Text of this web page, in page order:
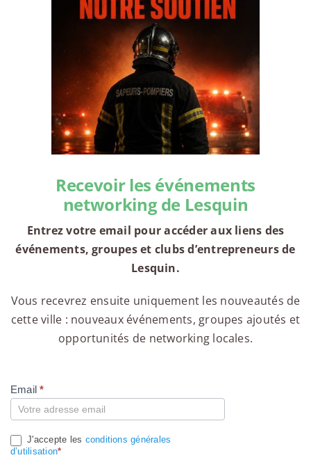
Recevoir les événements
networking de Lesquin
Entrez votre email pour accéder aux liens des
événements, groupes et clubs d’entrepreneurs de
Lesquin.
Vous recevrez ensuite uniquement les nouveautés de
cette ville : nouveaux événements, groupes ajoutés et
opportunités de networking locales.
Compte
Email*
J'accepte les conditions générales
d’utilisation*